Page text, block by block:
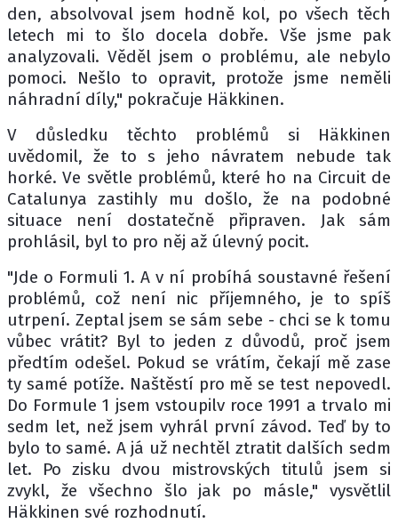
den, absolvoval jsem hodně kol, po všech těch
letech mi to šlo docela dobře. Vše jsme pak
analyzovali. Věděl jsem o problému, ale nebylo
pomoci. Nešlo to opravit, protože jsme neměli
náhradní díly," pokračuje Häkkinen.
V důsledku těchto problémů si Häkkinen
uvědomil, že to s jeho návratem nebude tak
horké. Ve světle problémů, které ho na Circuit de
Catalunya zastihly mu došlo, že na podobné
situace není dostatečně připraven. Jak sám
prohlásil, byl to pro něj až úlevný pocit.
"Jde o Formuli 1. A v ní probíhá soustavné řešení
problémů, což není nic příjemného, je to spíš
utrpení. Zeptal jsem se sám sebe - chci se k tomu
vůbec vrátit? Byl to jeden z důvodů, proč jsem
předtím odešel. Pokud se vrátím, čekají mě zase
ty samé potíže. Naštěstí pro mě se test nepovedl.
Do Formule 1 jsem vstoupilv roce 1991 a trvalo mi
sedm let, než jsem vyhrál první závod. Teď by to
bylo to samé. A já už nechtěl ztratit dalších sedm
let. Po zisku dvou mistrovských titulů jsem si
zvykl, že všechno šlo jak po másle," vysvětlil
Häkkinen své rozhodnutí.